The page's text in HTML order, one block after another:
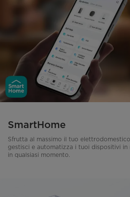
SmartHome
Sfrutta al massimo il tuo
gestisci e automatizza i tuoi dispositivi in
in qualsiasi momento.